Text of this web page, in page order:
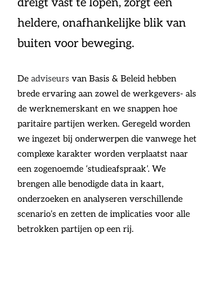
heldere, onafhankelijke blik van
buiten voor beweging.
De adviseurs van Basis & Beleid hebben
brede ervaring aan zowel de werkgevers- als
de werknemerskant en we snappen hoe
paritaire partijen werken. Geregeld worden
we ingezet bij onderwerpen die vanwege het
complexe karakter worden verplaatst naar
een zogenoemde ‘studieafspraak’. We
brengen alle benodigde data in kaart,
onderzoeken en analyseren verschillende
scenario’s en zetten de implicaties voor alle
betrokken partijen op een rij.